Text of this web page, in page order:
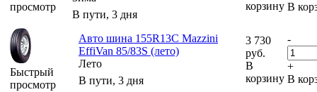
просмотр
В пути, 3 дня
корзину В
Быстрый
просмотр
Авто шина 155R13C Mazzini
EffiVan 85/83S (лето)
Лето
В пути, 3 дня
3 730
руб.
В
корзину
-
+
В